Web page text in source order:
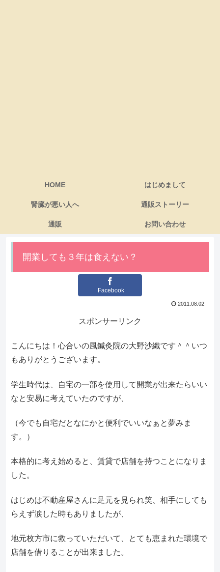
HOME はじめまして
腎臓が悪い人へ 通販ストーリー
通販 お問い合わせ
開業しても３年は食えない？
Facebook
2011.08.02
スポンサーリンク
こんにちは！心合いの風鍼灸院の大野沙織です＾＾いつ
もありがとうございます。
学生時代は、自宅の一部を使用して開業が出来たらいい
なと安易に考えていたのですが、
（今でも自宅だとなにかと便利でいいなぁと夢みま
す。）
本格的に考え始めると、賃貸で店舗を持つことになりま
した。
はじめは不動産屋さんに足元を見られ笑、相手にしても
らえず涙した時もありましたが、
地元枚方市に救っていただいて、とても恵まれた環境で
店舗を借りることが出来ました。